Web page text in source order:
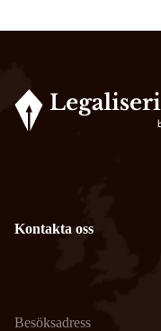
Kontakta oss
Besöksadress